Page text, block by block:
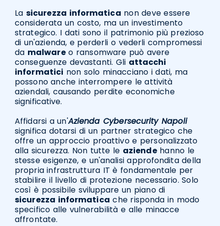
La sicurezza informatica non deve essere
considerata un costo, ma un investimento
strategico. I dati sono il patrimonio più prezioso
di un'azienda, e perderli o vederli compromessi
da malwareo ransomware può avere
conseguenze devastanti. Gli attacchi
informatici non solo minacciano i dati, ma
possono anche interrompere le attività
aziendali, causando perdite economiche
significative.
Affidarsi a un'Azienda Cybersecurity Napoli
significa dotarsi di un partner strategico che
offre un approccio proattivo e personalizzato
alla sicurezza. Non tutte le aziendehanno le
stesse esigenze, e un'analisi approfondita della
propria infrastruttura IT è fondamentale per
stabilire il livello di protezione necessario. Solo
così è possibile sviluppare un piano di
sicurezza informatica che risponda in modo
specifico alle vulnerabilità e alle minacce
affrontate.